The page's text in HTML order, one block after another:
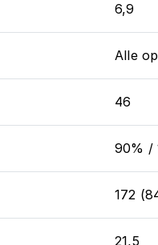
6,9
Alle
46
90% /
172
21,5